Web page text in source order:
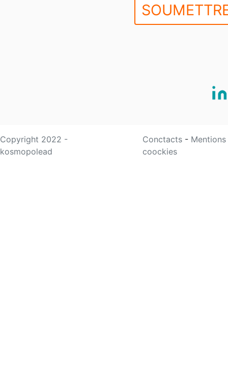
Copyright 2022 -
kosmopolead
Conctacts -
coockies